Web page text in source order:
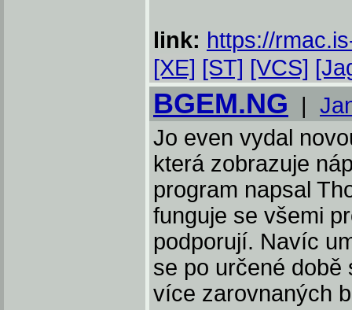
link: https://
[XE] [ST] [VCS]
BGEM.NG |
Jo even vydal
která zobrazuje
program napsal
funguje se všemi
podporují. Navíc
se po určené
více zarovnaných